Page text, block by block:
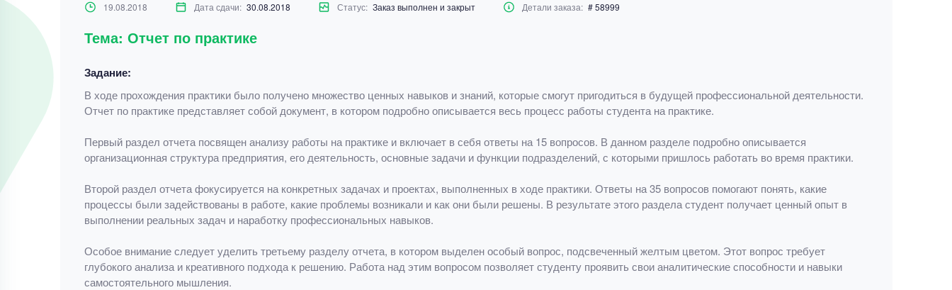
19.08.2018 Дата сдачи: 30.08.2018 Статус: Заказ выполнен и закрыт Детали заказа: # 58999
Тема: Отчет по практике
Задание:
В ходе прохождения практики было получено множество ценных навыков и знаний, которые смогут пригодиться в будущей профессиональной деятельности.
Отчет по практике представляет собой документ, в котором подробно описывается весь процесс работы студента на практике.
Первый раздел отчета посвящен анализу работы на практике и включает в себя ответы на 15 вопросов. В данном разделе подробно описывается
организационная структура предприятия, его деятельность, основные задачи и функции подразделений, с которыми пришлось работать во время практики.
Второй раздел отчета фокусируется на конкретных задачах и проектах, выполненных в ходе практики. Ответы на 35 вопросов помогают понять, какие
процессы были задействованы в работе, какие проблемы возникали и как они были решены. В результате этого раздела студент получает ценный опыт в
выполнении реальных задач и наработку профессиональных навыков.
Особое внимание следует уделить третьему разделу отчета, в котором выделен особый вопрос, подсвеченный желтым цветом. Этот вопрос требует
глубокого анализа и креативного подхода к решению. Работа над этим вопросом позволяет студенту проявить свои аналитические способности и навыки
самостоятельного мышления.